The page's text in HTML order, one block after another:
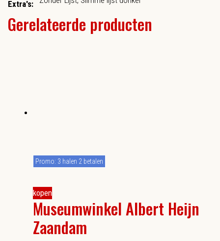
Extra's:
Gerelateerde producten
kopen
Museumwinkel Albert Heijn
Zaandam
Promo: 3 halen 2 betalen